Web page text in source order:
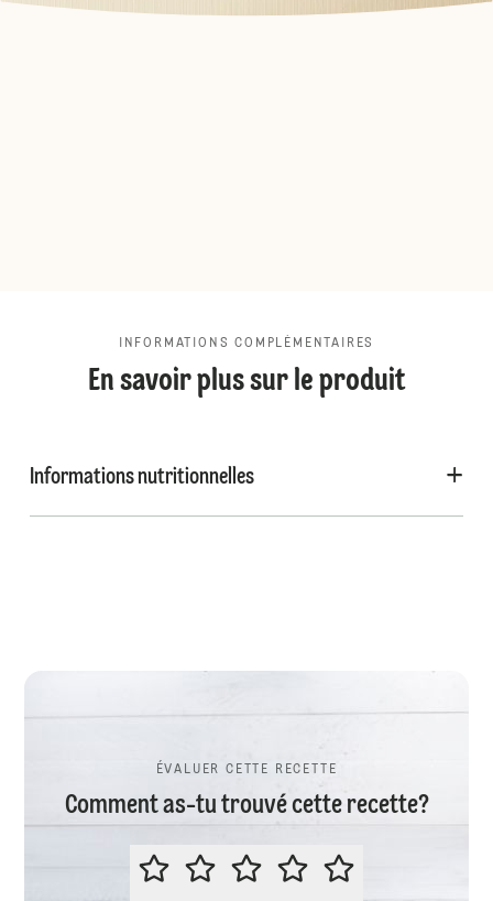
INFORMATIONS COMPLÉMENTAIRES
En savoir plus sur le produit
Informations nutritionnelles
ÉVALUER CETTE RECETTE
Comment as-tu trouvé cette recette?
ÉVALUER CETTE RECETTE